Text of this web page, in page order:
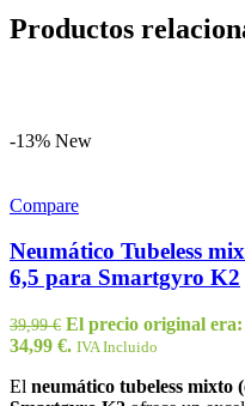
Productos
-13% New
Compare
Neumático Tubeless
6,5 para Smartgyro K2
39,99€ El precio original era:
34,99 €. IVA Incluido
El neumático tubeless mixto